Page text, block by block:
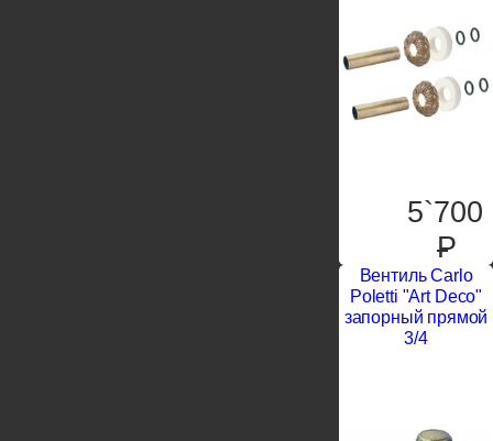
5`700
P
Вентиль Carlo
Poletti "Art Deco"
запорный прямой
3/4